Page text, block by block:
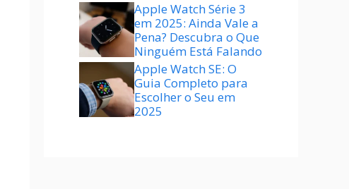
Apple Watch Série 3
em 2025: Ainda Vale a
Pena? Descubra o Que
Ninguém Está Falando
Apple Watch SE: O
Guia Completo para
Escolher o Seu em
2025